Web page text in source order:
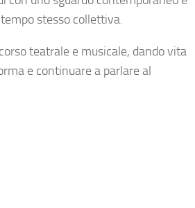
stesso collettiva.
teatrale e musicale, dando vita
e continuare a parlare al